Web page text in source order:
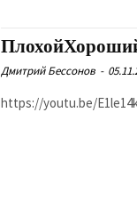
Дмитрий Бессонов -
https://youtu.be/